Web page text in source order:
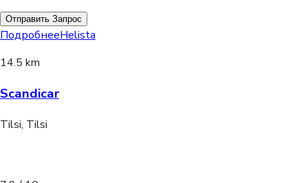
Отправить Запрос
ПодробнееHelista
14.5 km
Scandicar
Tilsi, Tilsi